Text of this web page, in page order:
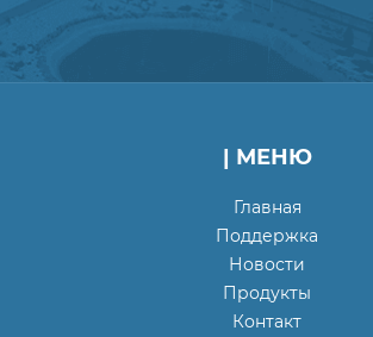
| МЕНЮ
Главная
Поддержка
Новости
Продукты
Контакт